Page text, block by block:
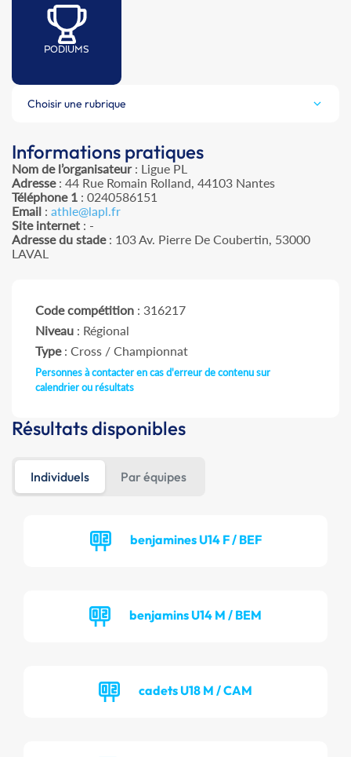
PODIUMS
Choisir une rubrique
Informations pratiques
Nom de l’organisateur: Ligue PL
Adresse: 44 Rue Romain Rolland, 44103 Nantes
Téléphone 1 : 0240586151
Email : athle@lapl.fr
Site internet : -
Adresse du stade: 103 Av. Pierre De Coubertin, 53000
LAVAL
Code compétition : 316217
Niveau : Régional
Type: Cross / Championnat
Personnes à contacter en cas d'erreur de contenu sur
calendrier ou résultats
Résultats disponibles
Individuels Par équipes
benjamines U14 F / BEF
benjamins U14 M / BEM
cadets U18 M / CAM